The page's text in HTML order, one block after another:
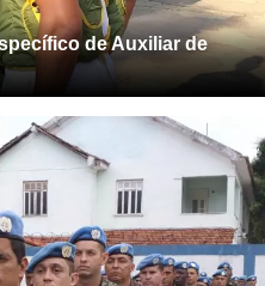
de Auxiliar de